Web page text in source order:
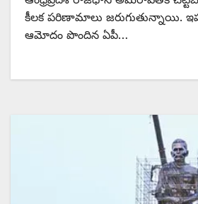
కీలక పరిణామాలు జరుగుతున్నాయి.
ఆమోదం పొందిన ఏపీ…